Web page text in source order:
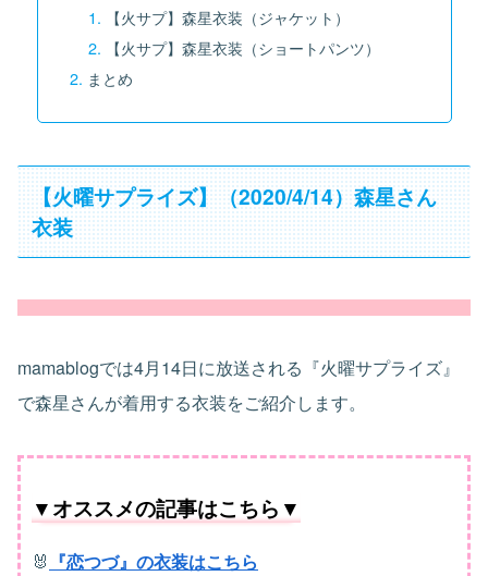
【火サプ】森星衣装（ジャケット）
【火サプ】森星衣装（ショートパンツ）
まとめ
【火曜サプライズ】（2020/4/14）森星さん
衣装
mamablogでは4月14日に放送される『火曜サプライズ』
で森星さんが着用する衣装をご紹介します。
▼オススメの記事はこちら▼
🐰 『恋つづ』の衣装はこちら